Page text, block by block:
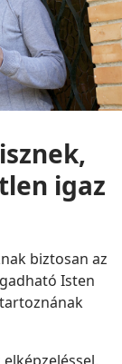
igaz
biztosan az
Isten